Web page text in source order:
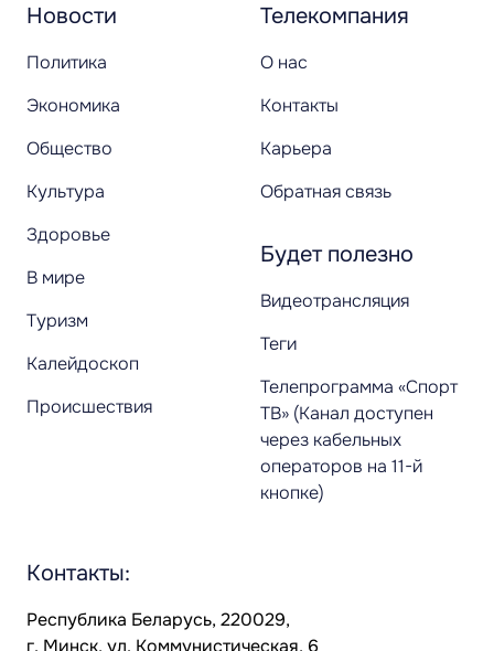
Новости
Политика
Экономика
Общество
Культура
Здоровье
В мире
Туризм
Калейдоскоп
Происшествия
Телекомпания
О нас
Контакты
Карьера
Обратная связь
Будет полезно
Видеотрансляция
Теги
Телепрограмма «Спорт
ТВ» (Канал доступен
через кабельных
операторов на 11-й
кнопке)
Контакты:
Республика Беларусь, 220029,
г. Минск, ул. Коммунистическая, 6